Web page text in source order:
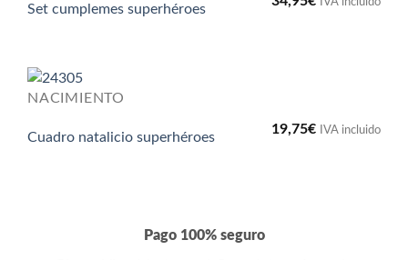
Set cumplemes superhéroes
NACIMIENTO
Cuadro natalicio superhéroes
19,75€ IVA incluido
Pago 100% seguro